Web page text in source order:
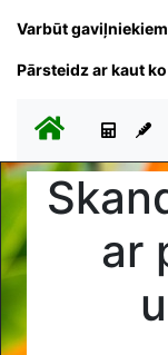
Varbūt
Pārsteidz ar kaut
ar